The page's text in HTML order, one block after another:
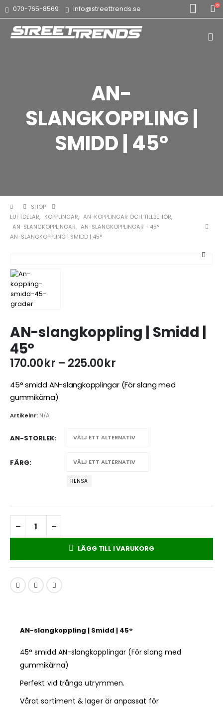
070-765-8569 info@streettrends.se 0
AN-
SLANGKOPPLING |
SMIDD | 45°
SHOP
LUFTDELAR, KOPPLINGAR, AN-KOPPLINGAR OCH TILLBEHÖR,
AN-SLANGKOPPLINGAR, AN-SLANGKOPPLINGAR - 45°
AN-SLANGKOPPLING | SMIDD | 45°
AN-slangkoppling | Smidd |
45°
170.00kr – 225.00krPrisintervall:
till
45° smidd AN-slangkopplingar (För slang med
gummikärna)
Artikelnr: N/A
AN-STORLEK
FÄRG
RENSA
LÄGG TILL I VARUKORG
AN-slangkoppling | Smidd | 45°
45° smidd AN-slangkopplingar (För slang med
gummikärna)
Perfekt vid trånga utrymmen.
Vårat sortiment & lager är anpassat för